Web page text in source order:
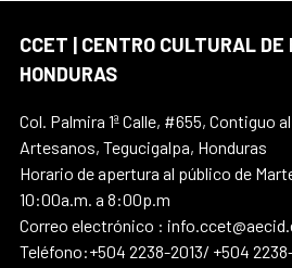
CCET | CENTRO CULTURAL DE
HONDURAS
Col. Palmira 1ª Calle, #655, Contiguo
Artesanos, Tegucigalpa, Honduras
Horario de apertura al público de
10:00a.m. a 8:00p.m
Correo electrónico :
Teléfono:+504 2238-2013/ +504